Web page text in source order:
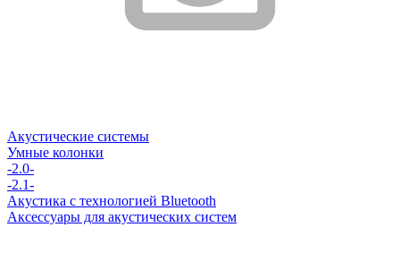
Акустические системы
Умные колонки
-2.0-
-2.1-
Акустика с технологией Bluetooth
Аксессуары для акустических систем